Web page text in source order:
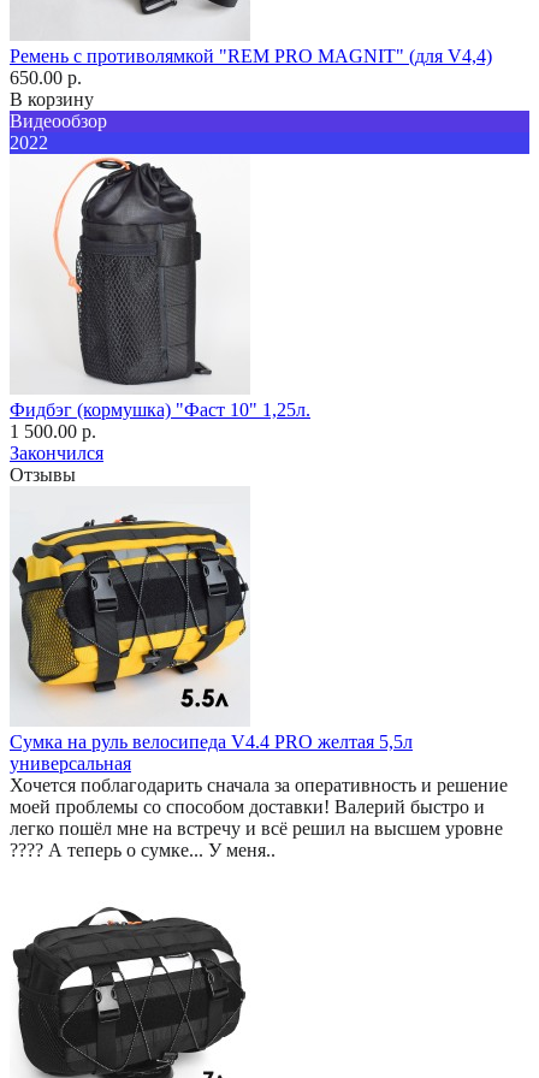
Ремень с противолямкой "REM PRO MAGNIT" (для V4,4)
650.00 р.
В корзину
Видеообзор
2022
Фидбэг (кормушка) "Фаст 10" 1,25л.
1 500.00 р.
Закончился
Отзывы
Сумка на руль велосипеда V4.4 PRO желтая 5,5л
универсальная
Хочется поблагодарить сначала за оперативность и решение
моей проблемы со способом доставки! Валерий быстро и
легко пошёл мне на встречу и всё решил на высшем уровне
???? А теперь о сумке... У меня..